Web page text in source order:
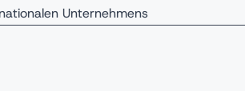
Unternehmens